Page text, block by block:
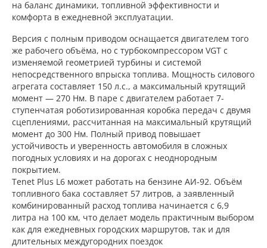
на баланс динамики, топливной эффективности и
комфорта в ежедневной эксплуатации.
Версия с полным приводом оснащается двигателем того
же рабочего объёма, но с турбокомпрессором VGT с
изменяемой геометрией турбины и системой
непосредственного впрыска топлива. Мощность силового
агрегата составляет 150 л.с., а максимальный крутящий
момент — 270 Нм. В паре с двигателем работает 7-
ступенчатая роботизированная коробка передач с двумя
сцеплениями, рассчитанная на максимальный крутящий
момент до 300 Нм. Полный привод повышает
устойчивость и уверенность автомобиля в сложных
погодных условиях и на дорогах с неоднородным
покрытием.
Tenet Plus L6 может работать на бензине АИ-92. Объём
топливного бака составляет 57 литров, а заявленный
комбинированный расход топлива начинается с 6,9
литра на 100 км, что делает модель практичным выбором
как для ежедневных городских маршрутов, так и для
длительных междугородних поездок